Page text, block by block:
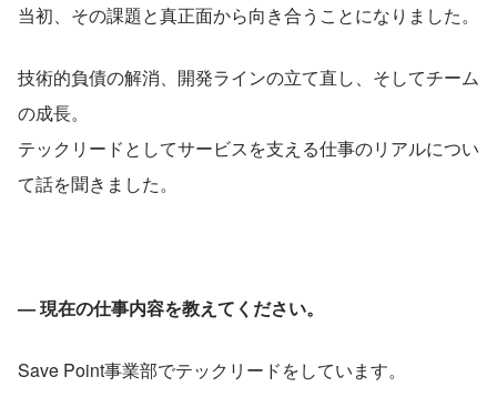
当初、その課題と真正面から向き合うことになりました。
技術的負債の解消、開発ラインの立て直し、そしてチーム
の成長。
テックリードとしてサービスを支える仕事のリアルについ
て話を聞きました。
― 現在の仕事内容を教えてください。
Save Point事業部でテックリードをしています。